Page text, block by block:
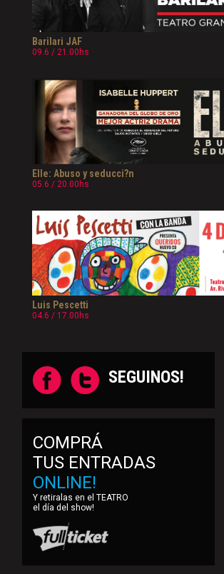
Barilari JAF
09.6 / 21.00hs
Elle: Abuso y seducci?n
05.6 / 20.00hs
Luis Pescetti
04.6 / 17.00hs
SEGUINOS!
COMPRÁ
TUS ENTRADAS
ONLINE!
Y retiralas en el TEATRO
el día del show!